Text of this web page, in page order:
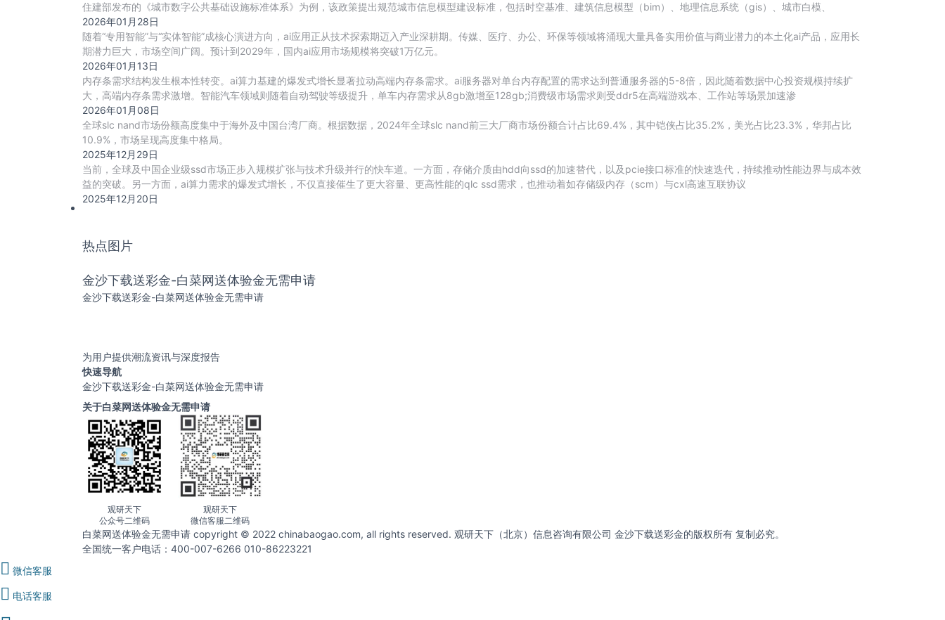
住建部发布的《城市数字公共基础设施标准体系》为例，该政策提出规范城市信息模型建设标准，包括时空基准、建筑信息模型（bim）、地理信息系统（gis）、城市白模、
2026年01月28日
随着“专用智能”与“实体智能”成核心演进方向，ai应用正从技术探索期迈入产业深耕期。传媒、医疗、办公、环保等领域将涌现大量具备实用价值与商业潜力的本土化ai产品，应用长
期潜力巨大，市场空间广阔。预计到2029年，国内ai应用市场规模将突破1万亿元。
2026年01月13日
内存条需求结构发生根本性转变。ai算力基建的爆发式增长显著拉动高端内存条需求。ai服务器对单台内存配置的需求达到普通服务器的5-8倍，因此随着数据中心投资规模持续扩
大，高端内存条需求激增。智能汽车领域则随着自动驾驶等级提升，单车内存需求从8gb激增至128gb;消费级市场需求则受ddr5在高端游戏本、工作站等场景加速渗
2026年01月08日
全球slc nand市场份额高度集中于海外及中国台湾厂商。根据数据，2024年全球slc nand前三大厂商市场份额合计占比69.4%，其中铠侠占比35.2%，美光占比23.3%，华邦占比
10.9%，市场呈现高度集中格局。
2025年12月29日
当前，全球及中国企业级ssd市场正步入规模扩张与技术升级并行的快车道。一方面，存储介质由hdd向ssd的加速替代，以及pcie接口标准的快速迭代，持续推动性能边界与成本效
益的突破。另一方面，ai算力需求的爆发式增长，不仅直接催生了更大容量、更高性能的qlc ssd需求，也推动着如存储级内存（scm）与cxl高速互联协议
2025年12月20日
热点图片
金沙下载送彩金-白菜网送体验金无需申请
金沙下载送彩金-白菜网送体验金无需申请
为用户提供潮流资讯与深度报告
快速导航
金沙下载送彩金-白菜网送体验金无需申请
关于白菜网送体验金无需申请
观研天下
公众号二维码
观研天下
微信客服二维码
白菜网送体验金无需申请 copyright © 2022 chinabaogao.com, all rights reserved. 观研天下（北京）信息咨询有限公司 金沙下载送彩金的版权所有 复制必究。
全国统一客户电话：400-007-6266 010-86223221
微信客服
电话客服